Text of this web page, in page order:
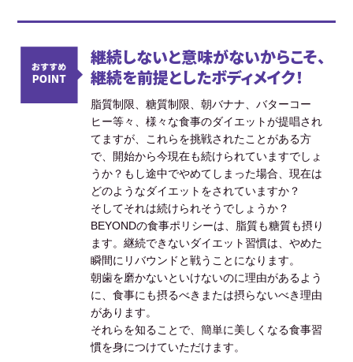
継続しないと意味がないからこそ、
継続を前提としたボディメイク！
脂質制限、糖質制限、朝バナナ、バターコー
ヒー等々、様々な食事のダイエットが提唱され
てますが、これらを挑戦されたことがある方
で、開始から今現在も続けられていますでしょ
うか？もし途中でやめてしまった場合、現在は
どのようなダイエットをされていますか？
そしてそれは続けられそうでしょうか？
BEYONDの食事ポリシーは、脂質も糖質も摂り
ます。継続できないダイエット習慣は、やめた
瞬間にリバウンドと戦うことになります。
朝歯を磨かないといけないのに理由があるよう
に、食事にも摂るべきまたは摂らないべき理由
があります。
それらを知ることで、簡単に美しくなる食事習
慣を身につけていただけます。